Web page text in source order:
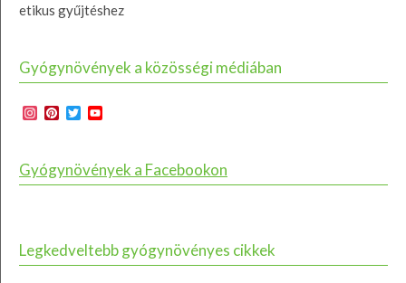
etikus gyűjtéshez
Gyógynövények a közösségi médiában
Instagram
Pinterest
Twitter
Gyógynövények a Facebookon
Legkedveltebb gyógynövényes cikkek